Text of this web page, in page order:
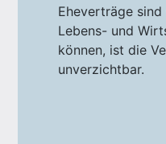
Eheverträge
Lebens- und
können, ist die
unverzichtbar.